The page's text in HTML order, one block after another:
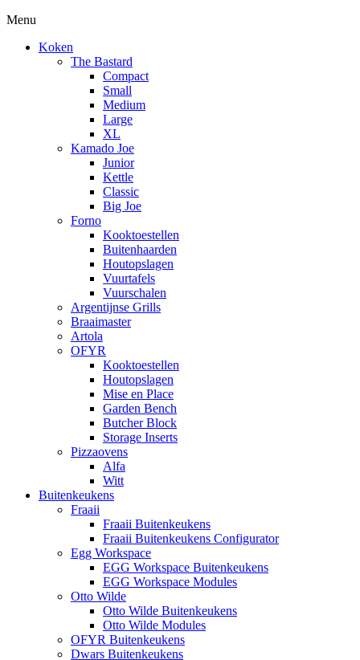
Menu
Koken
The Bastard
Compact
Small
Medium
Large
XL
Kamado Joe
Junior
Kettle
Classic
Big Joe
Forno
Kooktoestellen
Buitenhaarden
Houtopslagen
Vuurtafels
Vuurschalen
Argentijnse Grills
Braaimaster
Artola
OFYR
Kooktoestellen
Houtopslagen
Mise en Place
Garden Bench
Butcher Block
Storage Inserts
Pizzaovens
Alfa
Witt
Buitenkeukens
Fraaii
Fraaii Buitenkeukens
Fraaii Buitenkeukens Configurator
Egg Workspace
EGG Workspace Buitenkeukens
EGG Workspace Modules
Otto Wilde
Otto Wilde Buitenkeukens
Otto Wilde Modules
OFYR Buitenkeukens
Dwars Buitenkeukens